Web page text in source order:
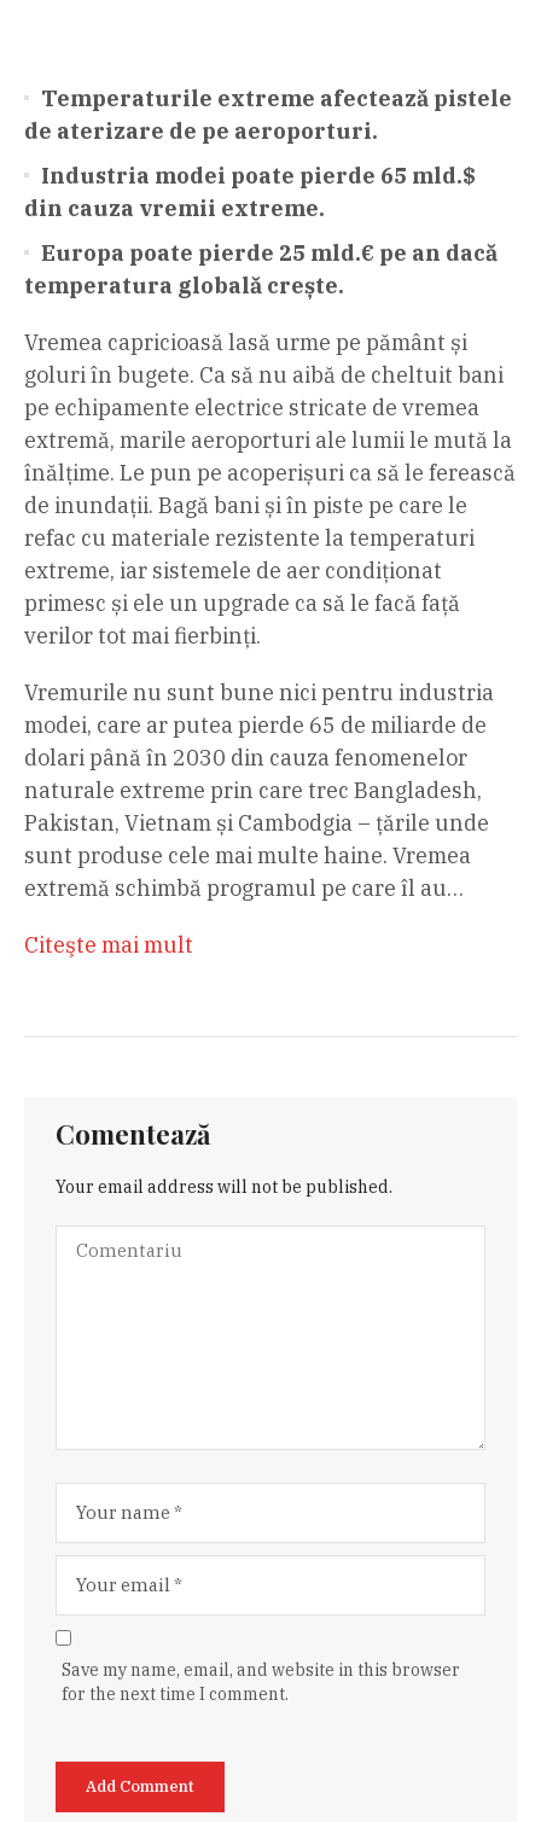
Temperaturile extreme afectează pistele
de aterizare de pe aeroporturi.
Industria modei poate pierde 65 mld.$
din cauza vremii extreme.
Europa poate pierde 25 mld.€ pe an dacă
temperatura globală crește.
Vremea capricioasă lasă urme pe pământ și
goluri în bugete. Ca să nu aibă de cheltuit bani
pe echipamente electrice stricate de vremea
extremă, marile aeroporturi ale lumii le mută la
înălțime. Le pun pe acoperișuri ca să le ferească
de inundații. Bagă bani și în piste pe care le
refac cu materiale rezistente la temperaturi
extreme, iar sistemele de aer condiționat
primesc și ele un upgrade ca să le facă față
verilor tot mai fierbinți.
Vremurile nu sunt bune nici pentru industria
modei, care ar putea pierde 65 de miliarde de
dolari până în 2030 din cauza fenomenelor
naturale extreme prin care trec Bangladesh,
Pakistan, Vietnam și Cambodgia – țările unde
sunt produse cele mai multe haine. Vremea
extremă schimbă programul pe care îl au…
Citeşte mai mult
Comentează
Your email address will not be published.
Save my name, email, and website in this browser
for the next time I comment.